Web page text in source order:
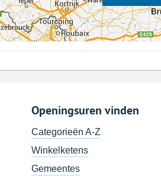
Openingsuren vinden
Categorieën A-Z
Winkelketens
Gemeentes